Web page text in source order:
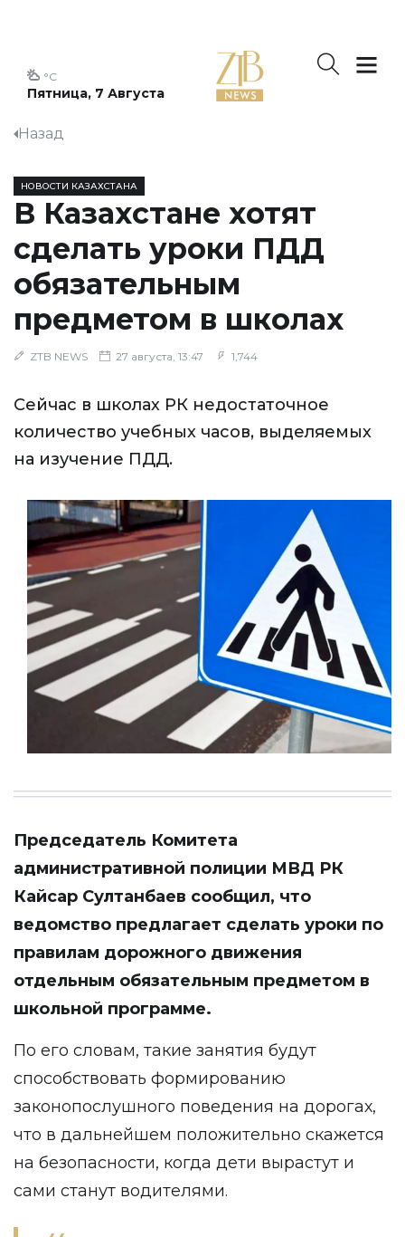
Пятница, 7 Августа
°C
Назад
НОВОСТИ КАЗАХСТАНА
В Казахстане хотят
сделать уроки ПДД
обязательным
предметом в школах
ZTB NEWS 27 августа, 13:47 1,744
Сейчас в школах РК недостаточное
количество учебных часов, выделяемых
на изучение ПДД.
Председатель Комитета
административной полиции МВД РК
Кайсар Султанбаев сообщил, что
ведомство предлагает сделать уроки по
правилам дорожного движения
отдельным обязательным предметом в
школьной программе.
По его словам, такие занятия будут
способствовать формированию
законопослушного поведения на дорогах,
что в дальнейшем положительно скажется
на безопасности, когда дети вырастут и
сами станут водителями.